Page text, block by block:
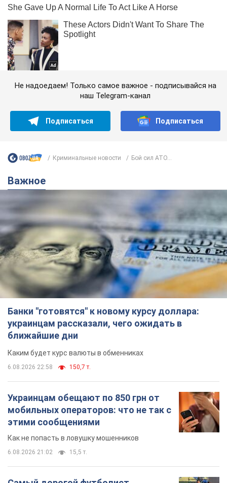
Не надоедаем! Только самое важное - подписывайся на
наш Telegram-канал
Подписаться Подписаться
Криминальные новости Бой сил АТО...
Важное
Банки "готовятся" к новому курсу доллара:
украинцам рассказали, чего ожидать в
ближайшие дни
Каким будет курс валюты в обменниках
6.08.2026 22:58 150,7 т.
Украинцам обещают по 850 грн от
мобильных операторов: что не так с
этими сообщениями
Как не попасть в ловушку мошенников
6.08.2026 21:02 15,5 т.